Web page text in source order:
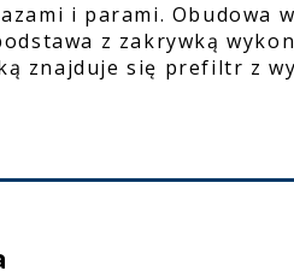
i parami. Obudowa
z zakrywką
znajduje się prefiltr z